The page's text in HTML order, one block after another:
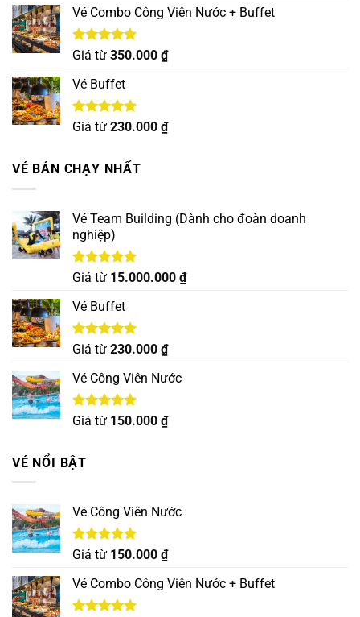
5 sao
Vé Combo Công Viên Nước + Buffet
Được xếp
5 sao
Giá từ 350.000 ₫
Vé Buffet
Được xếp
Giá từ 230.000 ₫
VÉ BÁN CHẠY NHẤT
Vé Team Building (Dành cho đoàn doanh
nghiệp)
Được xếp
5 sao
Giá từ 15.000.000 ₫
Vé Buffet
Được xếp
5 sao
Giá từ 230.000 ₫
Vé Công Viên Nước
Được xếp
Giá từ 150.000 ₫
VÉ NỔI BẬT
Vé Công Viên Nước
Được xếp
5 sao
Giá từ 150.000 ₫
Vé Combo Công Viên Nước + Buffet